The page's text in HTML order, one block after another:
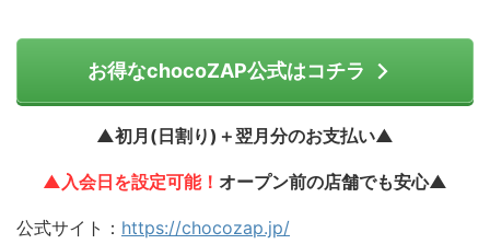
お得なchocoZAP公式はコチラ
▲初月(日割り)＋翌月分のお支払い▲
▲入会日を設定可能！ オープン前の店舗でも安心▲
公式サイト： https://chocozap.jp/